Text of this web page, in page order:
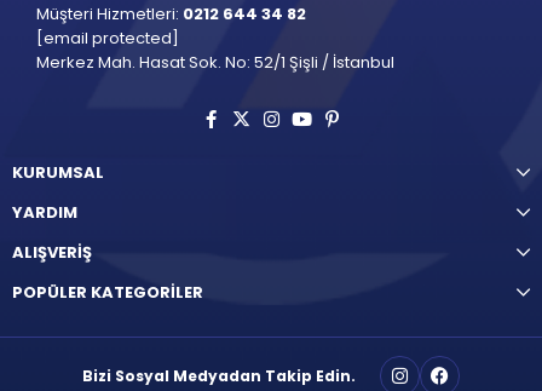
Müşteri Hizmetleri: 0212 644 34 82
[email protected]
Merkez Mah. Hasat Sok. No: 52/1 Şişli / İstanbul
KURUMSAL
YARDIM
ALIŞVERİŞ
POPÜLER KATEGORİLER
Bizi Sosyal Medyadan Takip Edin.